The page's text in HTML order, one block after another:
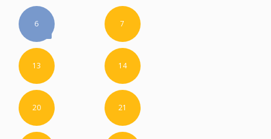
6 7
13 14
20 21